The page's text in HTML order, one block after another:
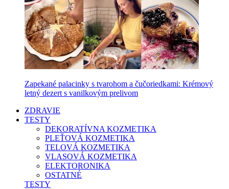
Zapekané palacinky s tvarohom a čučoriedkami: Krémový
letný dezert s vanilkovým prelivom
ZDRAVIE
TESTY
DEKORATÍVNA KOZMETIKA
PLEŤOVÁ KOZMETIKA
TELOVÁ KOZMETIKA
VLASOVÁ KOZMETIKA
ELEKTORONIKA
OSTATNÉ
TESTY